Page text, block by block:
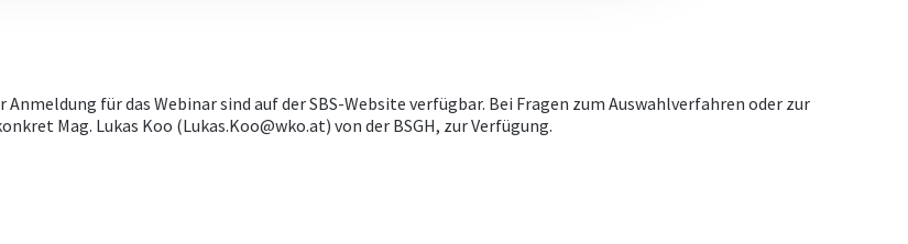
für das Webinar sind auf der SBS-Website verfügbar. Bei Fragen zum Auswahlverfahren oder zur
Mag. Lukas Koo (Lukas.Koo@wko.at) von der BSGH, zur Verfügung.